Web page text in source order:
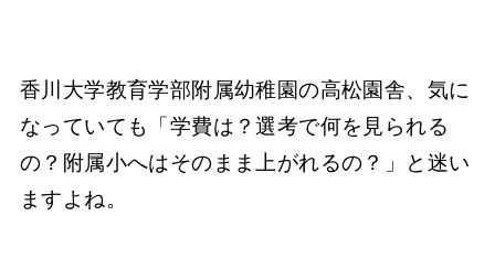
香川大学教育学部附属幼稚園の高松園舎、気に
なっていても「学費は？選考で何を見られる
の？附属小へはそのまま上がれるの？」と迷い
ますよね。